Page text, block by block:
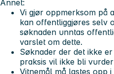
Annet:
Vi gjør oppmerksom på
kan offentliggjøres selv
søknaden unntas
varslet om dette.
Søknader der det ikke
praksis vil ikke bli
Vitnemål må lastes opp i